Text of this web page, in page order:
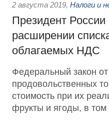
2 августа 2019, Налоги и
Президент
расширении
облагаемых НДС
Федеральный закон
продовольственных
стоимость при их
фрукты и ягоды, в том